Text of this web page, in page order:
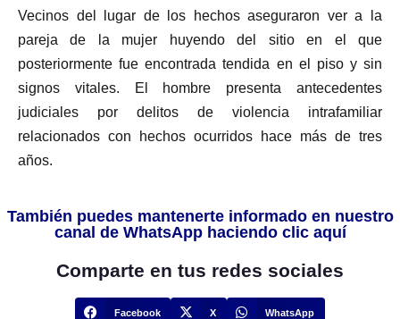
Vecinos del lugar de los hechos aseguraron ver a la
pareja de la mujer huyendo del sitio en el que
posteriormente fue encontrada tendida en el piso y sin
signos vitales. El hombre presenta antecedentes
judiciales por delitos de violencia intrafamiliar
relacionados con hechos ocurridos hace más de tres
años.
También puedes mantenerte informado en nuestro
canal de WhatsApp haciendo clic aquí
Comparte en tus redes sociales
Facebook X WhatsApp